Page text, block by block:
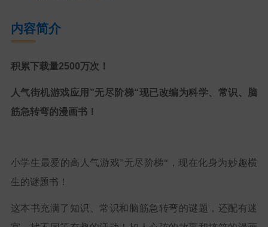
内容简介
积累下载量2500万次！
人气街机游戏应用”无尽阶梯“现已改编为科学、常识、脑
筋急转弯的漫画书！
小学生最爱的高人气游戏”无尽阶梯“，现在化身为妙趣横
生的谜题书！
这本书充满了知识、常识和脑筋急转弯的谜题，还配有迷